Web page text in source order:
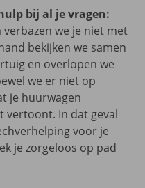
bij al je vragen:
verbazen we je niet met
bekijken we samen
en overlopen we
we er niet op
je huurwagen
vertoont. In dat geval
voor je
je zorgeloos op pad